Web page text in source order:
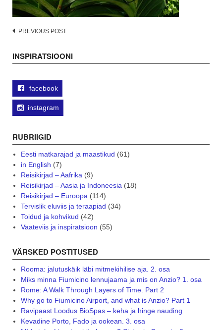
Post
PREVIOUS POST
INSPIRATSIOONI
facebook
instagram
RUBRIIGID
Eesti matkarajad ja maastikud (61)
in English (7)
Reisikirjad – Aafrika (9)
Reisikirjad – Aasia ja Indoneesia (18)
Reisikirjad – Euroopa (114)
Tervislik eluviis ja teraapiad (34)
Toidud ja kohvikud (42)
Vaateviis ja inspiratsioon (55)
VÄRSKED POSTITUSED
Rooma: jalutuskäik läbi mitmekihilise aja. 2. osa
Miks minna Fiumicino lennujaama ja mis on Anzio? 1. osa
Rome: A Walk Through Layers of Time. Part 2
Why go to Fiumicino Airport, and what is Anzio? Part 1
Ravipaast Loodus BioSpas – keha ja hinge nauding
Kevadine Porto, Fado ja ookean. 3. osa